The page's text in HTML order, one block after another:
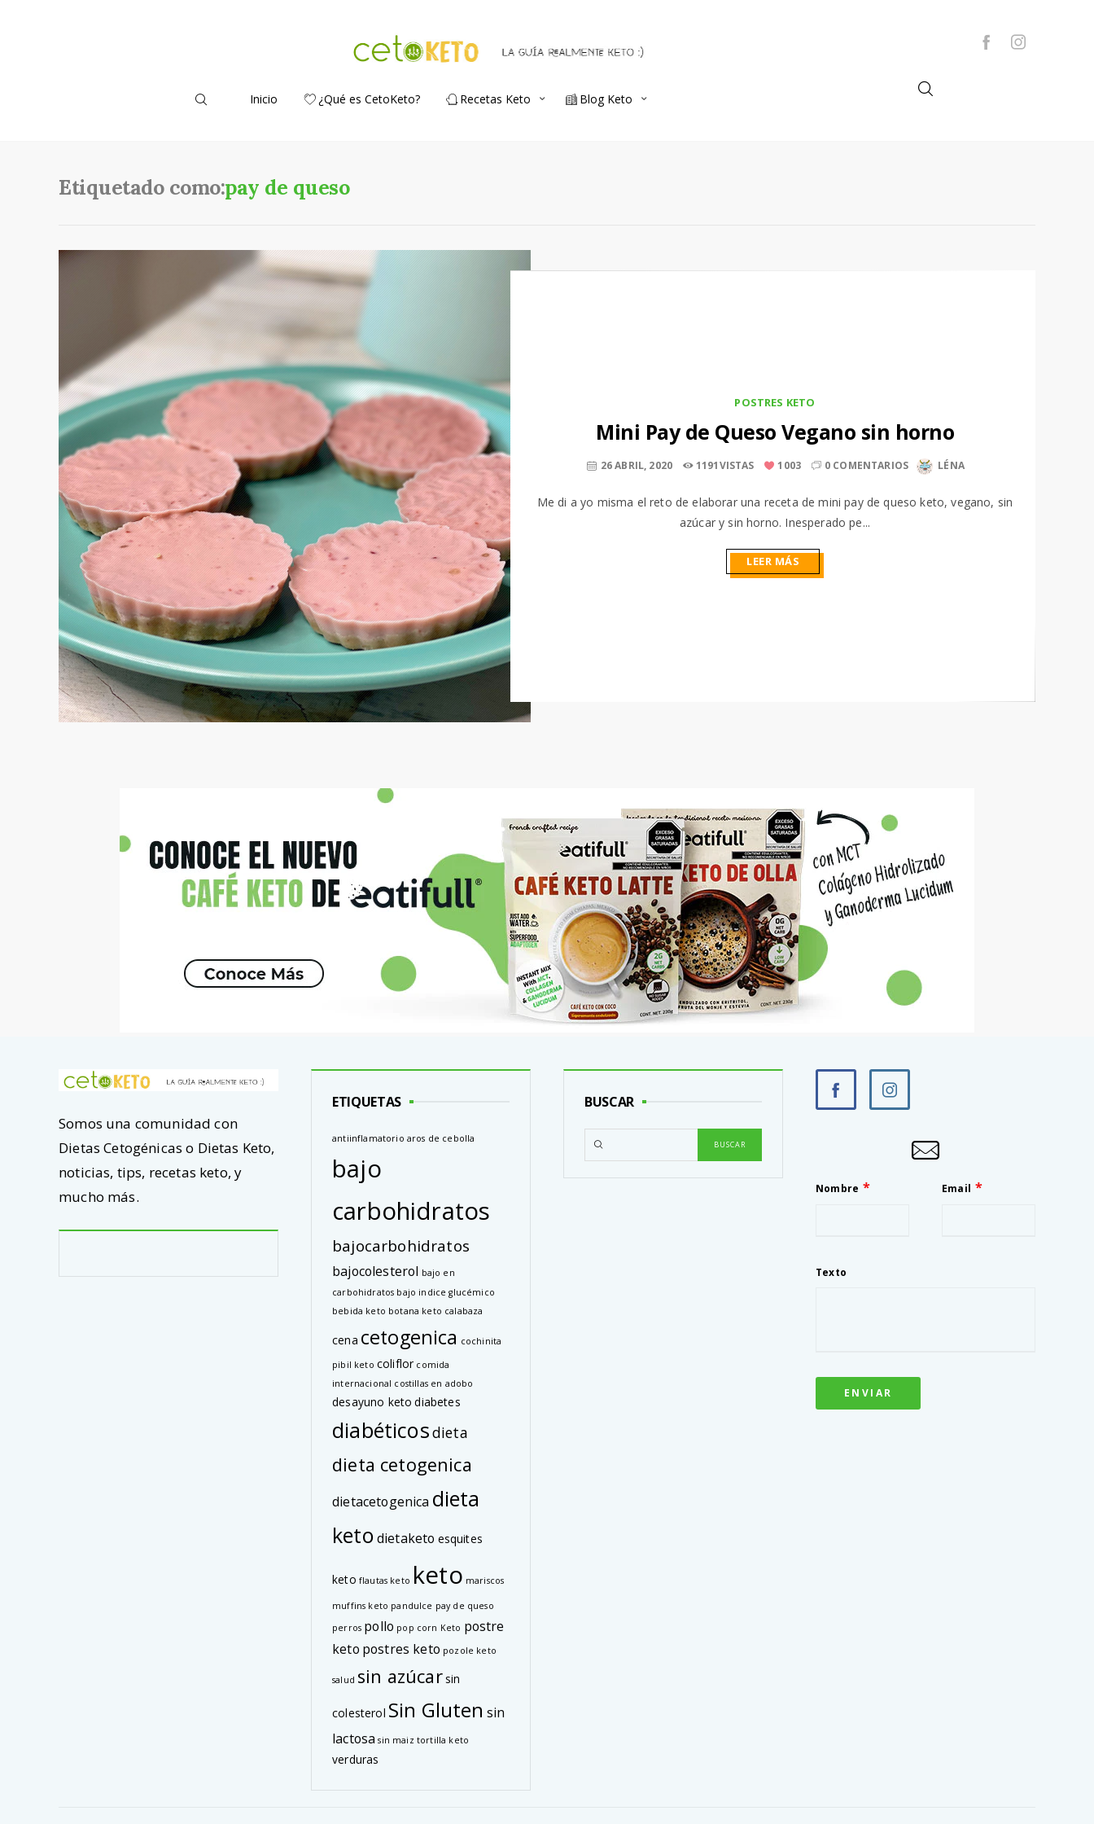
Inicio ¿Qué es CetoKeto? Recetas Keto Blog Keto
Etiquetado como:pay de queso
POSTRES KETO
Mini Pay de Queso Vegano sin horno
26 ABRIL, 2020 1191VISTAS 1003 0 COMENTARIOS LÉNA
Me di a yo misma el reto de elaborar una receta de mini pay de queso keto, vegano, sin
azúcar y sin horno. Inesperado pe...
LEER MÁS
Somos una comunidad con
Dietas Cetogénicas o Dietas Keto,
noticias, tips, recetas keto, y
mucho más.
ETIQUETAS
antiinflamatorio aros de cebolla
bajo
carbohidratos
bajocarbohidratos
bajocolesterol bajo en
carbohidratos bajo indice glucémico
bebida keto botana keto calabaza
cena cetogenica cochinita
pibil keto coliflor comida
internacional costillas en adobo
desayuno keto diabetes
diabéticosdieta
dieta cetogenica
dietacetogenica dieta
keto dietaketo esquites
keto flautas keto keto mariscos
muffins keto pandulce pay de queso
perros pollo pop corn Keto postre
keto postres keto pozole keto
salud sin azúcarsin
colesterol Sin Gluten sin
lactosa sin maiz tortilla keto
verduras
BUSCAR
Nombre Email
Texto
ENVIAR